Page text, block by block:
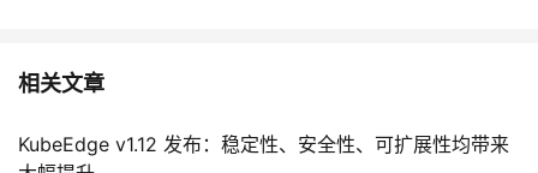
相关文章
KubeEdge v1.12 发布：稳定性、安全性、可扩展性均带来